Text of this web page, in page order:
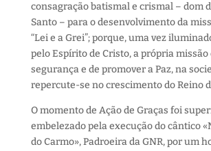
consagração batismal e crismal – dom
Santo – para o desenvolvimento da
“Lei e a Grei”; porque, uma vez
pelo Espírito de Cristo, a própria
segurança e de promover a Paz, na
repercute-se no crescimento do Reino
O momento de Ação de Graças foi
embelezado pela execução do cântico
do Carmo», Padroeira da GNR, por um